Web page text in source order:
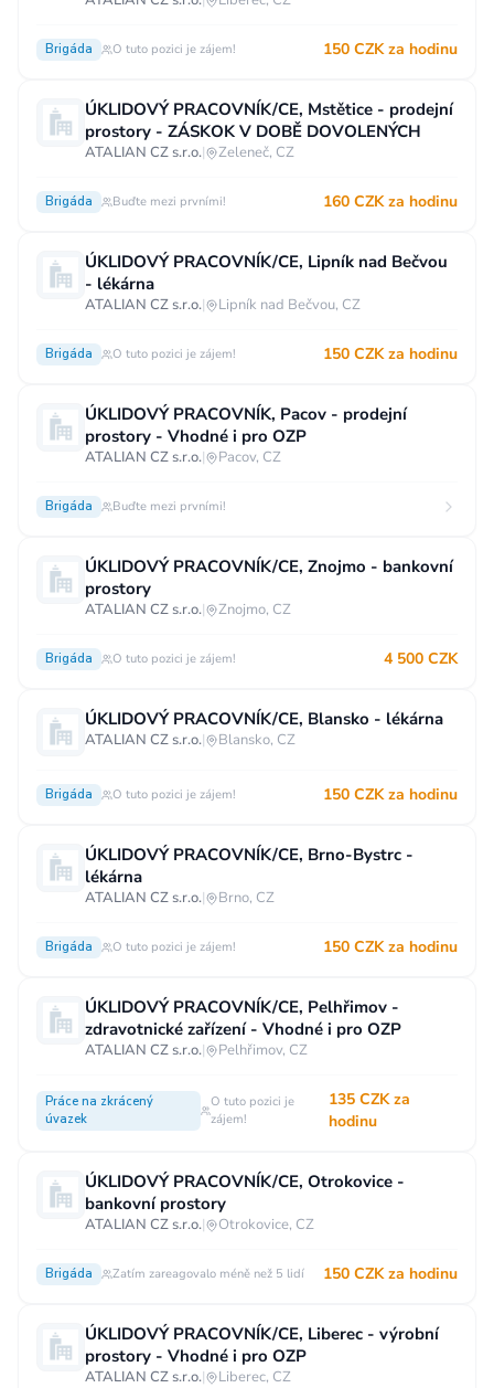
Brigáda O tuto pozici je zájem! 150 CZK za hodinu
ÚKLIDOVÝ PRACOVNÍK/CE, Mstětice - prodejní
prostory - ZÁSKOK V DOBĚ DOVOLENÝCH
ATALIAN CZ s.r.o.| Zeleneč, CZ
Brigáda Buďte mezi prvními! 160 CZK za hodinu
ÚKLIDOVÝ PRACOVNÍK/CE, Lipník nad Bečvou
- lékárna
ATALIAN CZ s.r.o.| Lipník nad Bečvou, CZ
Brigáda O tuto pozici je zájem! 150 CZK za hodinu
ÚKLIDOVÝ PRACOVNÍK, Pacov - prodejní
prostory - Vhodné i pro OZP
ATALIAN CZ s.r.o.| Pacov, CZ
Brigáda Buďte mezi prvními!
ÚKLIDOVÝ PRACOVNÍK/CE, Znojmo - bankovní
prostory
ATALIAN CZ s.r.o.| Znojmo, CZ
Brigáda O tuto pozici je zájem! 4 500 CZK
ÚKLIDOVÝ PRACOVNÍK/CE, Blansko - lékárna
ATALIAN CZ s.r.o.| Blansko, CZ
Brigáda O tuto pozici je zájem! 150 CZK za hodinu
ÚKLIDOVÝ PRACOVNÍK/CE, Brno-Bystrc -
lékárna
ATALIAN CZ s.r.o.| Brno, CZ
Brigáda O tuto pozici je zájem! 150 CZK za hodinu
ÚKLIDOVÝ PRACOVNÍK/CE, Pelhřimov -
zdravotnické zařízení - Vhodné i pro OZP
ATALIAN CZ s.r.o.| Pelhřimov, CZ
Práce na zkrácený
úvazek
O tuto pozici je
zájem!
135 CZK za
hodinu
ÚKLIDOVÝ PRACOVNÍK/CE, Otrokovice -
bankovní prostory
ATALIAN CZ s.r.o.| Otrokovice, CZ
Brigáda Zatím zareagovalo méně než 5 lidí 150 CZK za hodinu
ÚKLIDOVÝ PRACOVNÍK/CE, Liberec - výrobní
prostory - Vhodné i pro OZP
ATALIAN CZ s.r.o.| Liberec, CZ